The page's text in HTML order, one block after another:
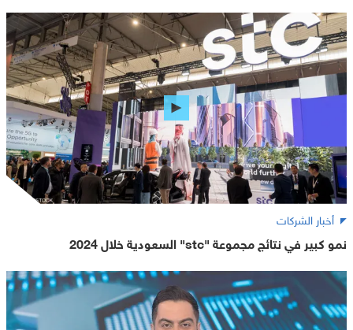
أخبار الشركات
نمو كبير في نتائج مجموعة "stc" السعودية خلال 2024